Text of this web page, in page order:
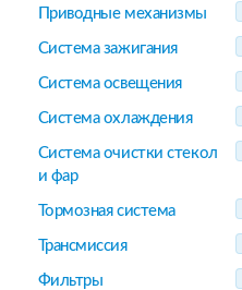
Приводные механизмы
Система зажигания
Система освещения
Система охлаждения
Система очистки стекол
и фар
Тормозная система
Трансмиссия
Фильтры